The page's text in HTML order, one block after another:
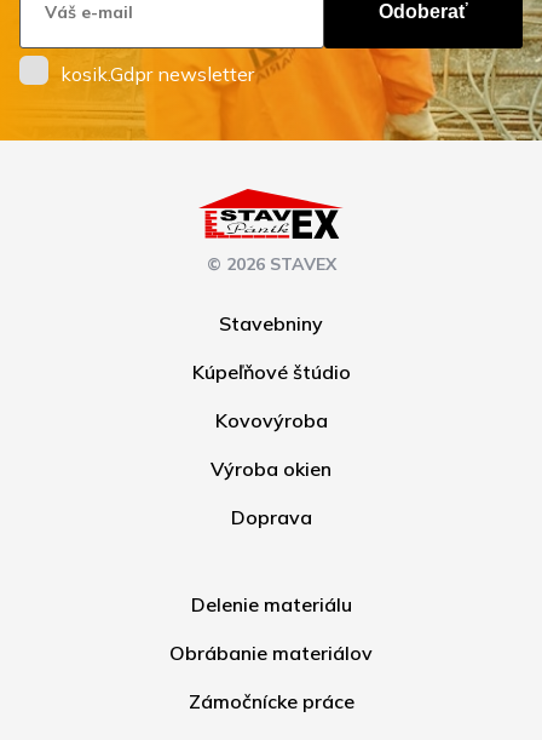
Odoberať
kosik.Gdpr newsletter
© 2026 STAVEX
Stavebniny
Kúpeľňové štúdio
Kovovýroba
Výroba okien
Doprava
Delenie materiálu
Obrábanie materiálov
Zámočnícke práce